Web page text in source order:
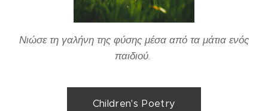
Νιώσε τη γαλήνη της φύσης μέσα από τα μάτια ενός
παιδιού.
Children's Poetry